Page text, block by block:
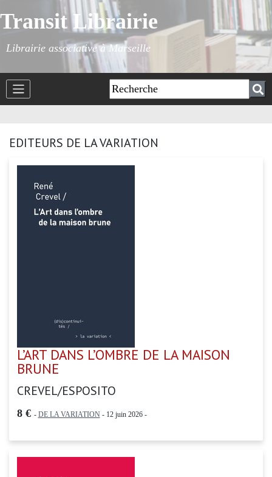
Transit Librairie
Librairie associative à Marseille
EDITEURS DE LA VARIATION
L’ART DANS L’OMBRE DE LA MAISON
BRUNE
CREVEL/ESPOSITO
8 € - DE LA VARIATION- 12 juin 2026 -